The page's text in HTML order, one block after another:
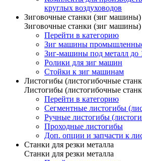
круглых воздуховодов
Зиговочные станки (зиг машины)
Зиговочные станки (зиг машины)
Перейти в категорию
Зиг машины
Зиг-машины под металл до
Ролики для зиг машин
Стойки к зиг машинам
Листогибы (листогибочные
Листогибы (листогибочные
Перейти в категорию
Сегментные листогибы
Ручные листогибы
Проходные листогибы
Доп. опции и запчасти к
Станки для резки металла
Станки для резки металла